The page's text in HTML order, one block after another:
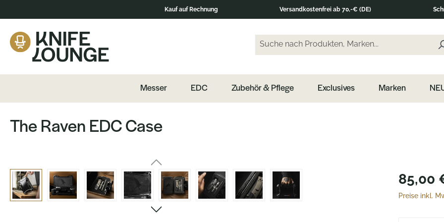
Zum Produktinhalt springenKauf auf Rechnung Versandkostenfrei ab 70,-€ (DE)
Suche nach Produkten, Marken...
Geben Sie einen Suchbegriff ein und drücken Sie
Messer EDC Zubehör & Pflege Exclusives Marken
The Raven EDC Case
Bildergalerie überspringen 85,00
Preise inkl.